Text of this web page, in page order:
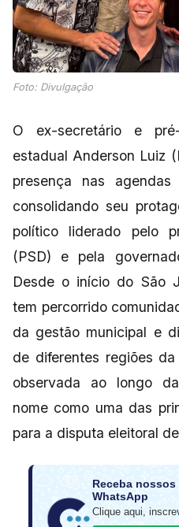
Foto: Divulgação
O ex-secretário e
estadual Anderson Luiz
presença nas
consolidando seu
político liderado pelo
(PSD) e pela
Desde o início do São
tem percorrido
da gestão municipal e
de diferentes regiões
observada ao longo
nome como uma das
para a disputa eleitoral
Receba
WhatsApp
Clique aqui,